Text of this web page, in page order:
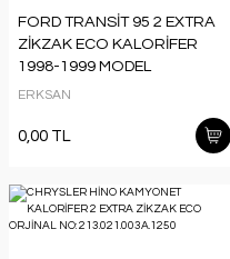
FORD TRANSİT 95 2 EXTRA
ZİKZAK ECO KALORİFER
1998-1999 MODEL
ARAÇLARDA UYUMLUDUR.
214.027.014B.1250
ERKSAN
0,00 TL